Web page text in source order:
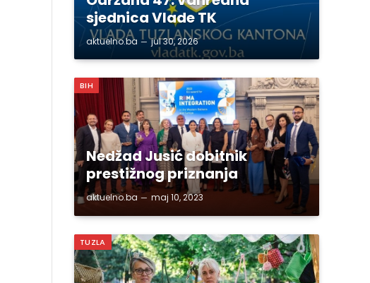
sjednica Vlade TK
aktuelno.ba jul 30, 2026
BIH
Nedžad Jusić dobitnik
prestižnog priznanja
aktuelno.ba maj 10, 2023
TUZLA